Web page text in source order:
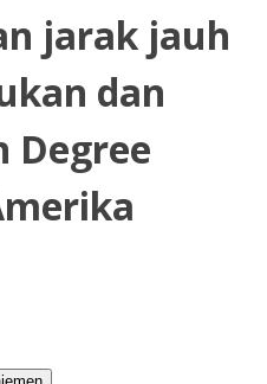
jarak jauh
dan
Degree